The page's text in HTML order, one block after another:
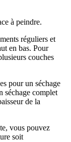
à peindre.
réguliers et
en bas. Pour
couches
pour un séchage
séchage complet
de la
vous pouvez
soit